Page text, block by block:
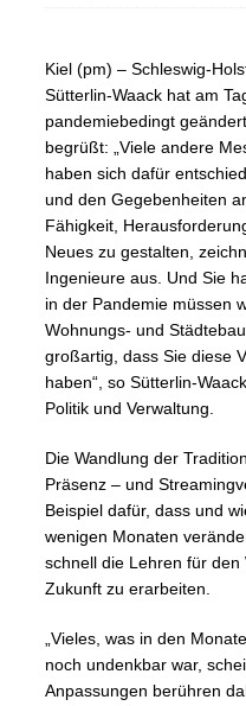
Kiel (pm) – Schleswig-
Sütterlin-Waack hat am
pandemiebedingt
begrüßt: „Viele andere
haben sich dafür
und den Gegebenheiten
Fähigkeit,
Neues zu gestalten,
Ingenieure aus. Und Sie
in der Pandemie müssen
Wohnungs- und
großartig, dass Sie diese
haben“, so Sütterlin-
Politik und Verwaltung.
Die Wandlung der
Präsenz – und
Beispiel dafür, dass und
wenigen Monaten
schnell die Lehren für
Zukunft zu erarbeiten.
„Vieles, was in den
noch undenkbar war,
Anpassungen berühren